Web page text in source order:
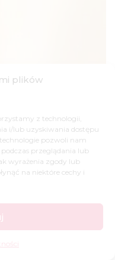
plików
z technologii,
i/lub uzyskiwania dostępu
pozwoli nam
przeglądania lub
wyrażenia zgody lub
na niektóre cechy i